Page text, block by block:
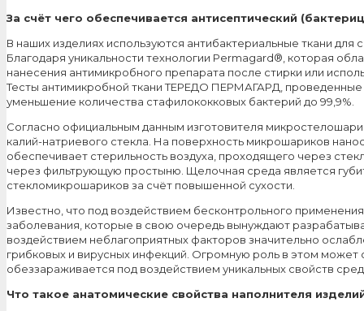
За счёт чего обеспечивается антисептический
В наших изделиях используются антибактериальные ткани
Благодаря уникальности технологии Permagard®, которая
нанесения антимикробного препарата после стирки или
Тесты антимикробной ткани ТЕРЕДО ПЕРМАГАРД, проведенные
уменьшение количества стафилококковых бактерий до 99,9%.
Согласно официальным данным изготовителя
калий-натриевого стекла. На поверхность микрошариков
обеспечивает стерильность воздуха, проходящего через
через фильтрующую простыню. Щелочная среда является
стекломикрошариков за счёт повышенной сухости.
Известно, что под воздействием бесконтрольного
заболевания, которые в свою очередь вынуждают
воздействием неблагоприятных факторов значительно
грибковых и вирусных инфекций. Огромную роль в этом
обеззараживается под воздействием уникальных свойств
Что такое анатомические свойства наполнителя